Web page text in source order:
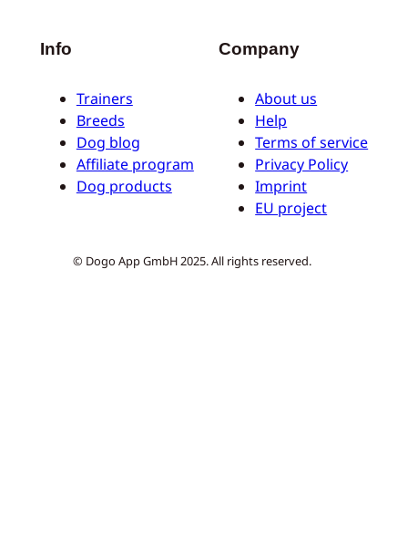
Info
Trainers
Breeds
Dog blog
Affiliate program
Dog products
Company
About us
Help
Terms of service
Privacy Policy
Imprint
EU project
© Dogo App GmbH 2025. All rights reserved.